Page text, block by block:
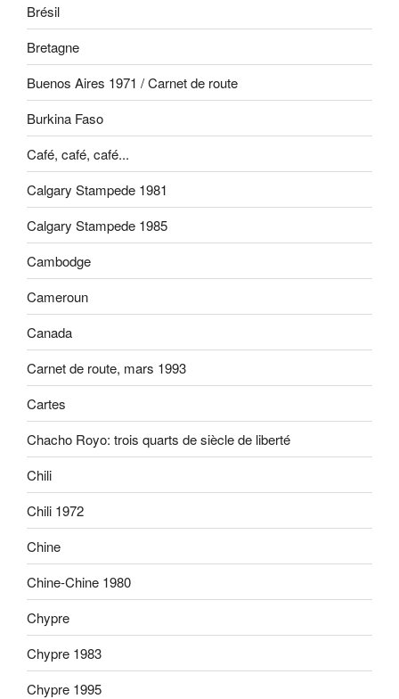
Brésil
Bretagne
Buenos Aires 1971 / Carnet de route
Burkina Faso
Café, café, café...
Calgary Stampede 1981
Calgary Stampede 1985
Cambodge
Cameroun
Canada
Carnet de route, mars 1993
Cartes
Chacho Royo: trois quarts de siècle de liberté
Chili
Chili 1972
Chine
Chine-Chine 1980
Chypre
Chypre 1983
Chypre 1995